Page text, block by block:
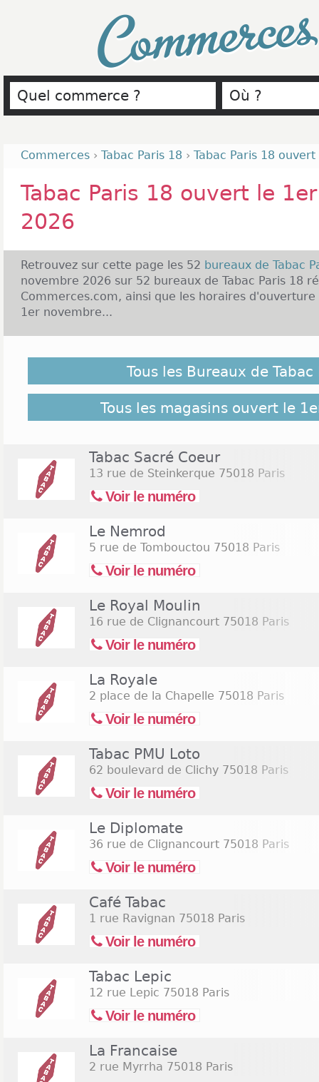
Commerces › Tabac Paris 18 › Tabac Paris 18
Tabac Paris 18 ouvert le
2026
Retrouvez sur cette page les 52 bureaux de Tabac
novembre 2026 sur 52 bureaux de Tabac Paris 18
Commerces.com, ainsi que les horaires d'ouverture
1er novembre...
le 1er novembre 2026 ne soient pas répertoriés ici,
pour retrouver l'ensemble des Tabac Paris 18
52 bureaux de Tabac Paris 18
Tous les Bureaux de Tabac
Tous les magasins ouvert le
Tabac Sacré Coeur
13 rue de Steinkerque 75018 Paris
Voir le numéro
Le Nemrod
5 rue de Tombouctou 75018 Paris
Voir le numéro
Le Royal Moulin
16 rue de Clignancourt 75018 Paris
Voir le numéro
La Royale
2 place de la Chapelle 75018 Paris
Voir le numéro
Tabac PMU Loto
62 boulevard de Clichy 75018 Paris
Voir le numéro
Le Diplomate
36 rue de Clignancourt 75018 Paris
Voir le numéro
Café Tabac
1 rue Ravignan 75018 Paris
Voir le numéro
Tabac Lepic
12 rue Lepic 75018 Paris
Voir le numéro
La Francaise
2 rue Myrrha 75018 Paris